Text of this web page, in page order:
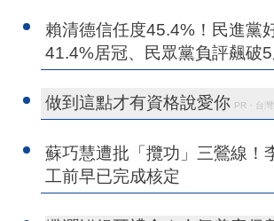
賴清德信任度45.4%！民進黨
41.4%居冠、民眾黨負評飆破
做到這點才有資格說愛你 PR・台
蘇巧慧遭批「攬功」三鶯線！
工前早已完成核定